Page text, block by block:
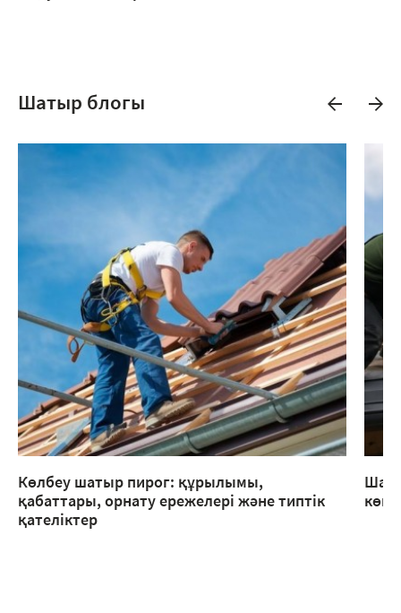
Шатыр блогы
Көлбеу шатыр пирог: құрылымы,
қабаттары, орнату ережелері және типтік
қателіктер